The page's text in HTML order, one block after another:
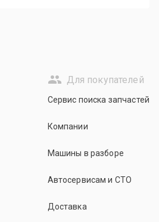
Для покупателей
Сервис поиска запчастей
Компании
Машины в разборе
Автосервисам и СТО
Доставка